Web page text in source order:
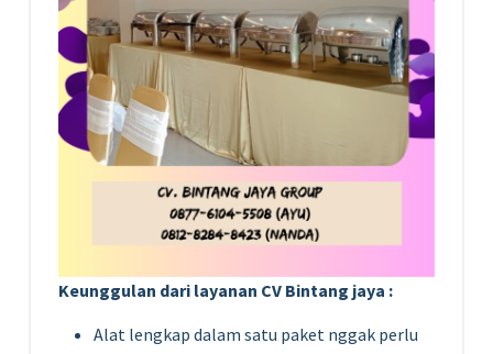
Keunggulan dari layanan CV Bintang jaya :
Alat lengkap dalam satu paket nggak perlu